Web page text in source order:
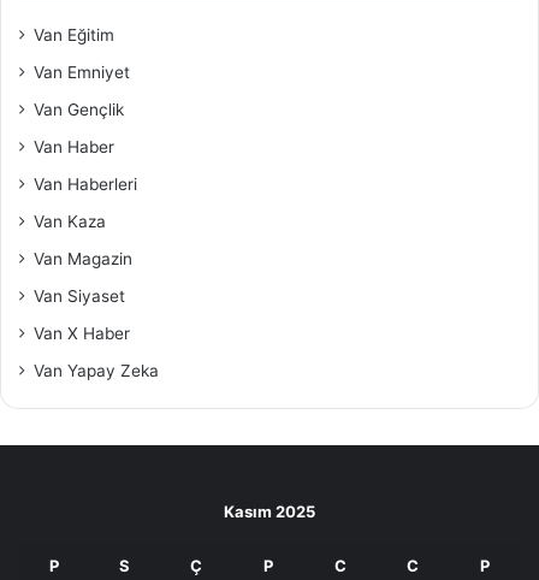
Van Eğitim
Van Emniyet
Van Gençlik
Van Haber
Van Haberleri
Van Kaza
Van Magazin
Van Siyaset
Van X Haber
Van Yapay Zeka
Kasım 2025
P S Ç P C C P